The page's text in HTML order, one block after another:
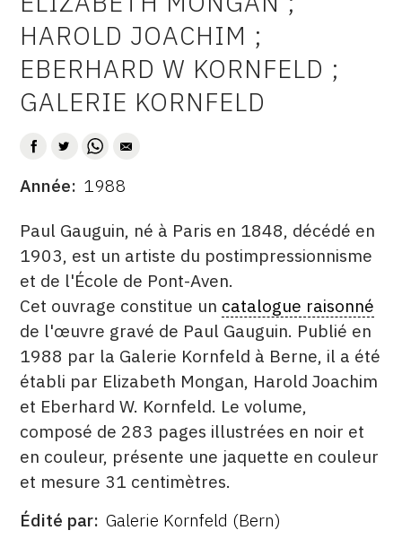
CONTACT
CGU
CGV
FACEBOOK
TWITTER
PINTEREST
AUTEUR
HAROLD JOACHIM ;
EBERHARD W KORNFELD ;
GALERIE KORNFELD
DATE
Année 1988
DESCRITPTION
Paul Gauguin, né à Paris en 1848, décédé en
1903, est un artiste du postimpressionnisme
et de l'École de Pont-Aven.
Cet ouvrage constitue un catalogue raisonné
de l'œuvre gravé de Paul Gauguin. Publié en
1988 par la Galerie Kornfeld à Berne, il a été
établi par Elizabeth Mongan, Harold Joachim
et Eberhard W. Kornfeld. Le volume,
composé de 283 pages illustrées en noir et
en couleur, présente une jaquette en couleur
et mesure 31 centimètres.
ÉDITÉ
Édité par Galerie Kornfeld (Bern)